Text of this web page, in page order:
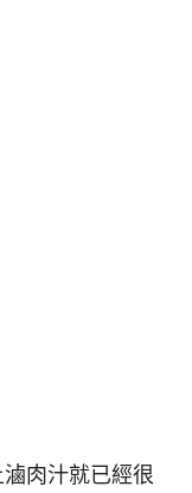
肉汁就已經很